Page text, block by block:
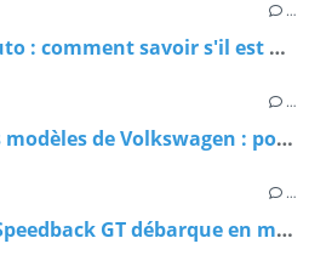
…
Site de comparaison auto : comment savoir s'il est digne de confiance ?
…
Les atouts des derniers modèles de Volkswagen : pourquoi les choisir ?
…
1/18 : La David Brown Speedback GT débarque en miniature